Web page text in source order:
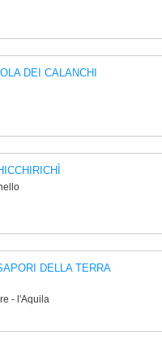
DEI CALANCHI
DELLA TERRA
- l'Aquila